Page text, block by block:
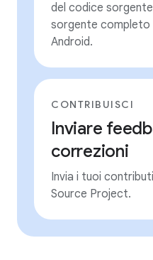
del codice
sorgente completo
Android.
CONTRIBUISCI
Inviare
correzioni
Invia i tuoi
Source Project.